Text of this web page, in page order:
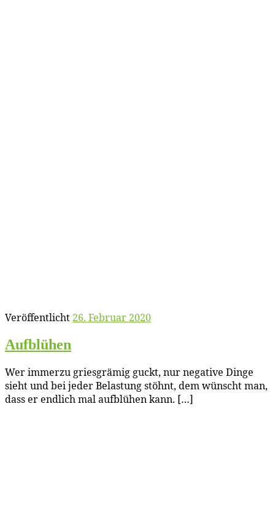
Veröffentlicht 26. Februar 2020
Auf­blü­hen
Wer im­mer­zu gries­grä­mig guckt, nur ne­ga­ti­ve Din­ge
sieht und bei je­der Be­las­tung stöhnt, dem wünscht man,
dass er end­lich mal auf­blü­hen kann. […]